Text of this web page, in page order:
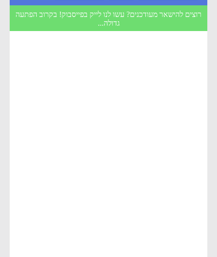
רוצים להישאר מעודכנים? עשו לנו לייק בפייסבוק! בקרוב הפתעה
גדולה...